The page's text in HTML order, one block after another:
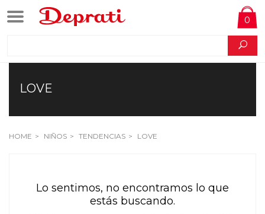
0
LOVE
HOME NIÑOS TENDENCIAS LOVE
Lo sentimos, no encontramos lo que
estás buscando.